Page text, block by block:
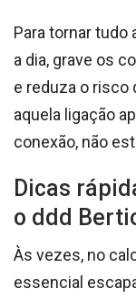
Para tornar tudo
a dia, grave os
e reduza o risco
aquela ligação
conexão, não
Dicas
o ddd
Às vezes, no
essencial